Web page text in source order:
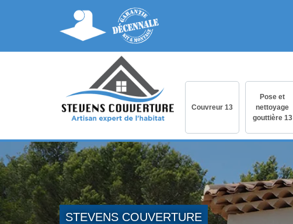
Couvreur 13
Pose et
nettoyage
gouttière 13
STEVENS COUVERTURE